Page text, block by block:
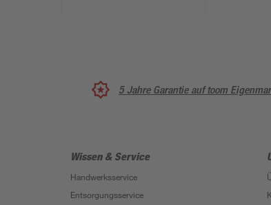
5 Jahre Garantie auf toom
Wissen & Service
Handwerksservice
Entsorgungsservice